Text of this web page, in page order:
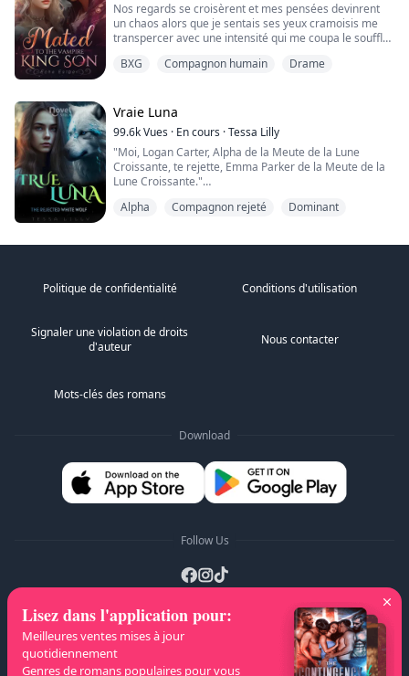
Nos regards se croisèrent et mes pensées devinrent
un chaos alors que je sentais ses yeux cramoisis me
transpercer avec une intensité qui me coupa le souffle.
s'effaça. Ses lèvres pleines bougèrent légèrement, et
En ce moment, j'essaie de me libérer...
BXG Compagnon humain Drame
Vraie Luna
99.6kVues · En cours ·Tessa Lilly
"Moi, Logan Carter, Alpha de la Meute de la Lune
Croissante, te rejette, Emma Parker de la Meute de la
Lune Croissante."
Je pouvais sentir mon cœur se briser. Leon hurlait en
montrer. La plupart des loups tombent à genoux de
Alpha Compagnon rejeté Dominant
Politique de confidentialité Conditions d'utilisation
Signaler une violation de droits
d'auteur
Nous contacter
Mots-clés des romans
Download
Follow Us
Listes A-Z A B C H I
J
K
L M N U V W
Lisez dans l'application pour:
Meilleures ventes mises à jour
quotidiennement
Genres de romans populaires pour vous